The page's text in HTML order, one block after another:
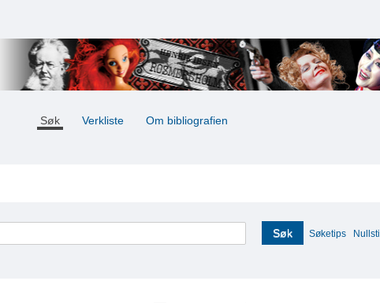
Søk Verkliste Om bibliografien
Søk Søketips Nullstill